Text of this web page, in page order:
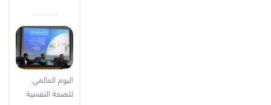
اليوم العالمي
للصحة النفسية